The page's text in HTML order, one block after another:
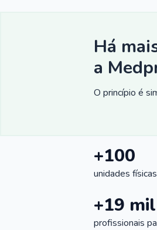
Há
a
O princípio é
+100
unidades físicas
+19 mil
profissionais